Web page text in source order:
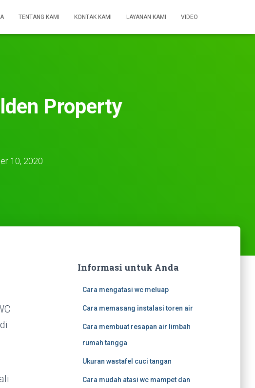
TENTANG KAMI KONTAK KAMI LAYANAN KAMI VIDEO
Property
10, 2020
Informasi untuk Anda
Cara mengatasi wc meluap
Cara memasang instalasi toren air
Cara membuat resapan air limbah
rumah tangga
Ukuran wastafel cuci tangan
Cara mudah atasi wc mampet dan